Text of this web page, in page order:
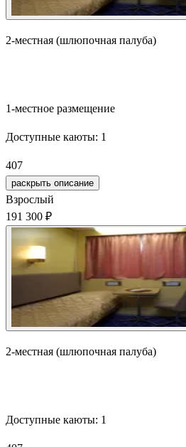
2-местная (шлюпочная палуба)
1-местное размещение
Доступные каюты: 1
407
раскрыть описание
Взрослый
191 300 ₽
2-местная (шлюпочная палуба)
Доступные каюты: 1